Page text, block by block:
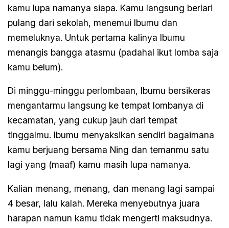
kamu lupa namanya siapa. Kamu langsung berlari
pulang dari sekolah, menemui Ibumu dan
memeluknya. Untuk pertama kalinya Ibumu
menangis bangga atasmu (padahal ikut lomba saja
kamu belum).
Di minggu-minggu perlombaan, Ibumu bersikeras
mengantarmu langsung ke tempat lombanya di
kecamatan, yang cukup jauh dari tempat
tinggalmu. Ibumu menyaksikan sendiri bagaimana
kamu berjuang bersama Ning dan temanmu satu
lagi yang (maaf) kamu masih lupa namanya.
Kalian menang, menang, dan menang lagi sampai
4 besar, lalu kalah. Mereka menyebutnya juara
harapan namun kamu tidak mengerti maksudnya.